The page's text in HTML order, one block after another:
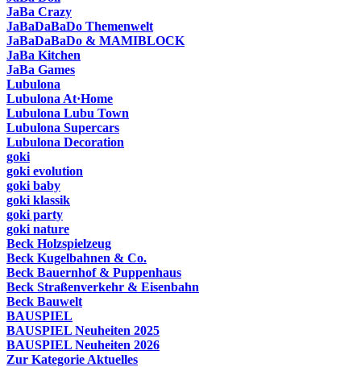
JaBa Crazy
JaBaDaBaDo Themenwelt
JaBaDaBaDo & MAMIBLOCK
JaBa Kitchen
JaBa Games
Lubulona
Lubulona At·Home
Lubulona Lubu Town
Lubulona Supercars
Lubulona Decoration
goki
goki evolution
goki baby
goki klassik
goki party
goki nature
Beck Holzspielzeug
Beck Kugelbahnen & Co.
Beck Bauernhof & Puppenhaus
Beck Straßenverkehr & Eisenbahn
Beck Bauwelt
BAUSPIEL
BAUSPIEL Neuheiten 2025
BAUSPIEL Neuheiten 2026
Zur Kategorie Aktuelles